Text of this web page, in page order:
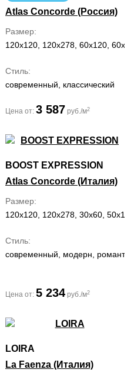
80x160
Atlas Concorde (Россия)
Размер
120x120, 120x278, 60x120,
Стиль
современный, классический
Цена от: 3 587 руб./м2
60x60, 80x80
BOOST EXPRESSION
Atlas Concorde (Италия)
Размер
120x120, 120x278, 30x60,
Стиль
современный, модерн,
Цена от: 5 234 руб./м2
LOIRA
La Faenza (Италия)